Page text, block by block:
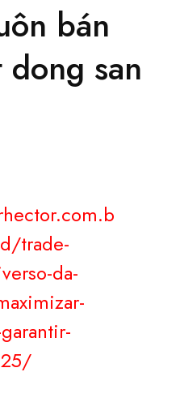
bán
san
trade-
da-